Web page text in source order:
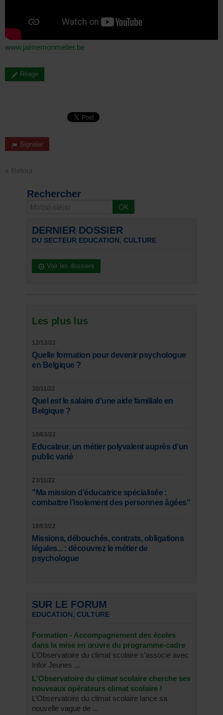
www.jaimemonmetier.be
Réagir
Signaler
« Retour
Rechercher
DERNIER DOSSIER
DU SECTEUR EDUCATION, CULTURE
Voir les dossiers
Les plus lus
12/12/22
Quelle formation pour devenir psychologue
en Belgique ?
30/11/22
Quel est le salaire d'une aide familiale en
Belgique ?
10/03/22
Educateur, un métier polyvalent auprès d’un
public varié
23/11/22
"Ma mission d’éducatrice spécialisée :
combattre l’isolement des personnes âgées"
18/03/22
Missions, débouchés, contrats, obligations
légales... : découvrez le métier de
psychologue
SUR LE FORUM
EDUCATION, CULTURE
Formation - Accompagnement des écoles
dans la mise en œuvre du programme-cadre
L’Observatoire du climat scolaire s’associe avec
Infor Jeunes ...
L'Observatoire du climat scolaire cherche ses
nouveaux opérateurs climat scolaire !
L’Observatoire du climat scolaire lance sa
nouvelle vague de ...